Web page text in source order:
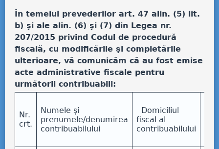
În temeiul prevederilor art. 47 alin. (5) lit.
b) şi ale alin. (6) şi (7) din Legea nr.
207/2015 privind Codul de procedură
fiscală, cu modificările şi completările
ulterioare, vă comunicăm că au fost emise
acte administrative fiscale pentru
următorii contribuabili:
Nr.
crt.
Numele și
prenumele/denumirea
contribuabilului
Domiciliul
fiscal al
contribuabilului